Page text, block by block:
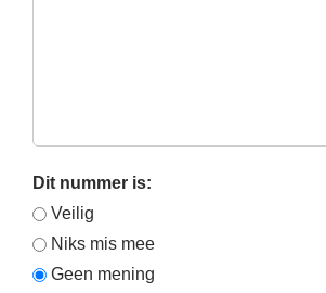
Dit nummer is:
Veilig
Niks mis mee
Geen mening